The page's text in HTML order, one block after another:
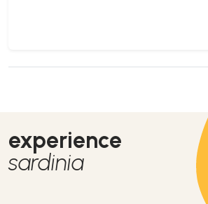
experience
sardinia